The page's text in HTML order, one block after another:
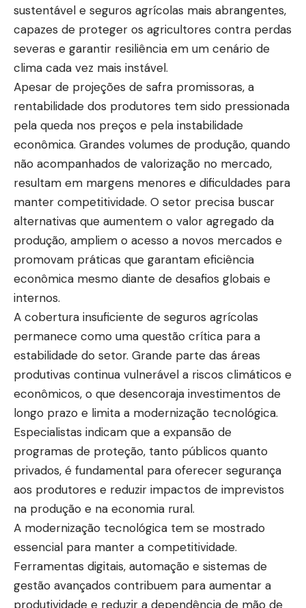
sustentável e seguros agrícolas mais abrangentes,
capazes de proteger os agricultores contra perdas
severas e garantir resiliência em um cenário de
clima cada vez mais instável.
Apesar de projeções de safra promissoras, a
rentabilidade dos produtores tem sido pressionada
pela queda nos preços e pela instabilidade
econômica. Grandes volumes de produção, quando
não acompanhados de valorização no mercado,
resultam em margens menores e dificuldades para
manter competitividade. O setor precisa buscar
alternativas que aumentem o valor agregado da
produção, ampliem o acesso a novos mercados e
promovam práticas que garantam eficiência
econômica mesmo diante de desafios globais e
internos.
A cobertura insuficiente de seguros agrícolas
permanece como uma questão crítica para a
estabilidade do setor. Grande parte das áreas
produtivas continua vulnerável a riscos climáticos e
econômicos, o que desencoraja investimentos de
longo prazo e limita a modernização tecnológica.
Especialistas indicam que a expansão de
programas de proteção, tanto públicos quanto
privados, é fundamental para oferecer segurança
aos produtores e reduzir impactos de imprevistos
na produção e na economia rural.
A modernização tecnológica tem se mostrado
essencial para manter a competitividade.
Ferramentas digitais, automação e sistemas de
gestão avançados contribuem para aumentar a
produtividade e reduzir a dependência de mão de